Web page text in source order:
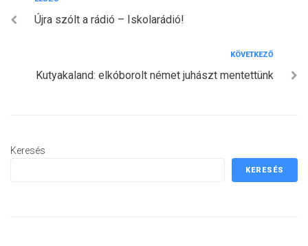
navigáció
Újra szólt a rádió – Iskolarádió!
KÖVETKEZŐ
Kutyakaland: elkóborolt német juhászt mentettünk
Keresés
KERESÉS